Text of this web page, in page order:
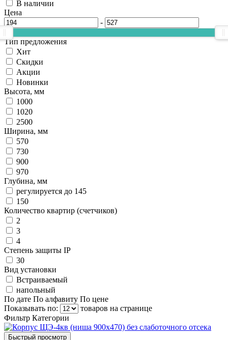
В наличии
Цена
-
Тип предложения
Хит
Скидки
Акции
Новинки
Высота, мм
1000
1020
2500
Ширина, мм
570
730
900
970
Глубина, мм
регулируется до 145
150
Количество квартир (счетчиков)
2
3
4
Степень защиты IP
30
Вид установки
Встраиваемый
напольный
По дате По алфавиту По цене
Показывать по:
товаров на странице
Фильтр Категории
Быстрый просмотр